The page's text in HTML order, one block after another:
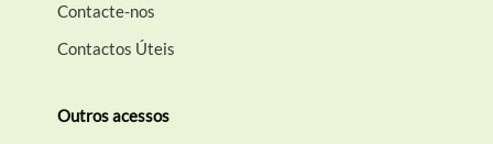
Contacte-nos
Contactos Úteis
Outros acessos